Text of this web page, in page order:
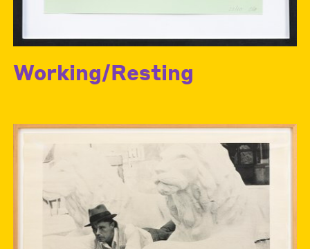
Working/Resting